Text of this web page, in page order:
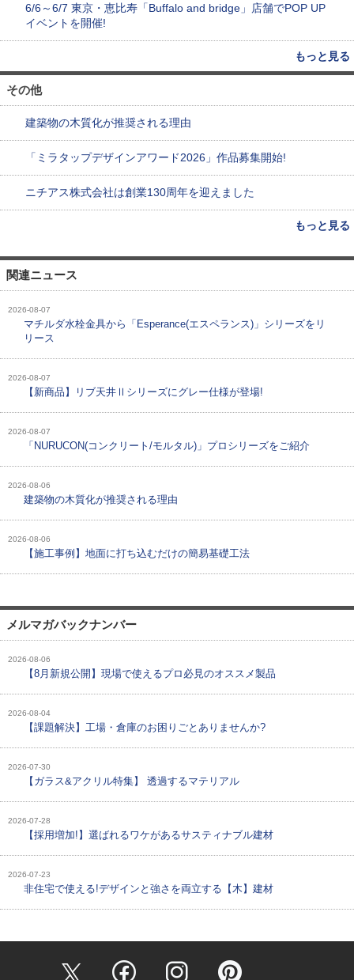
6/6～6/7 東京・恵比寿「Buffalo and bridge」店舗でPOP UP
イベントを開催!
もっと見る
その他
建築物の木質化が推奨される理由
「ミラタップデザインアワード2026」作品募集開始!
ニチアス株式会社は創業130周年を迎えました
もっと見る
関連ニュース
2026-08-07
マチルダ水栓金具から「Esperance(エスペランス)」シリーズをリ
リース
2026-08-07
【新商品】リブ天井Ⅱシリーズにグレー仕様が登場!
2026-08-07
「NURUCON(コンクリート/モルタル)」プロシリーズをご紹介
2026-08-06
建築物の木質化が推奨される理由
2026-08-06
【施工事例】地面に打ち込むだけの簡易基礎工法
メルマガバックナンバー
2026-08-06
【8月新規公開】現場で使えるプロ必見のオススメ製品
2026-08-04
【課題解決】工場・倉庫のお困りごとありませんか?
2026-07-30
【ガラス&アクリル特集】 透過するマテリアル
2026-07-28
【採用増加!】選ばれるワケがあるサスティナブル建材
2026-07-23
非住宅で使える!デザインと強さを両立する【木】建材